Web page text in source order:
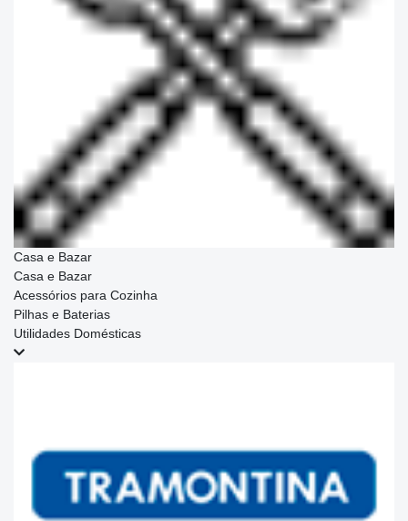
Casa e Bazar
Casa e Bazar
Acessórios para Cozinha
Pilhas e Baterias
Utilidades Domésticas